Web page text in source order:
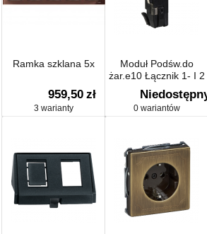
Ramka szklana 5x
959,50 zł
3 warianty
Moduł Podśw.do
żar.e10 Łącznik 1- I 2
Bieg
0 wariantów